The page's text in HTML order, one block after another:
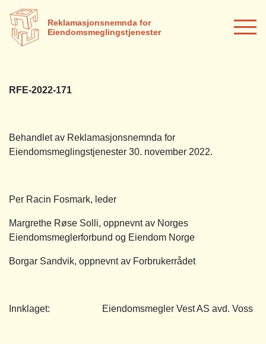
Reklamasjonsnemnda for
Eiendomsmeglingstjenester
RFE-2022-171
Behandlet av Reklamasjonsnemnda for
Eiendomsmeglingstjenester 30. november 2022.
Per Racin Fosmark, leder
Margrethe Røse Solli, oppnevnt av Norges
Eiendomsmeglerforbund og Eiendom Norge
Borgar Sandvik, oppnevnt av Forbrukerrådet
Innklaget: Eiendomsmegler Vest AS avd. Voss